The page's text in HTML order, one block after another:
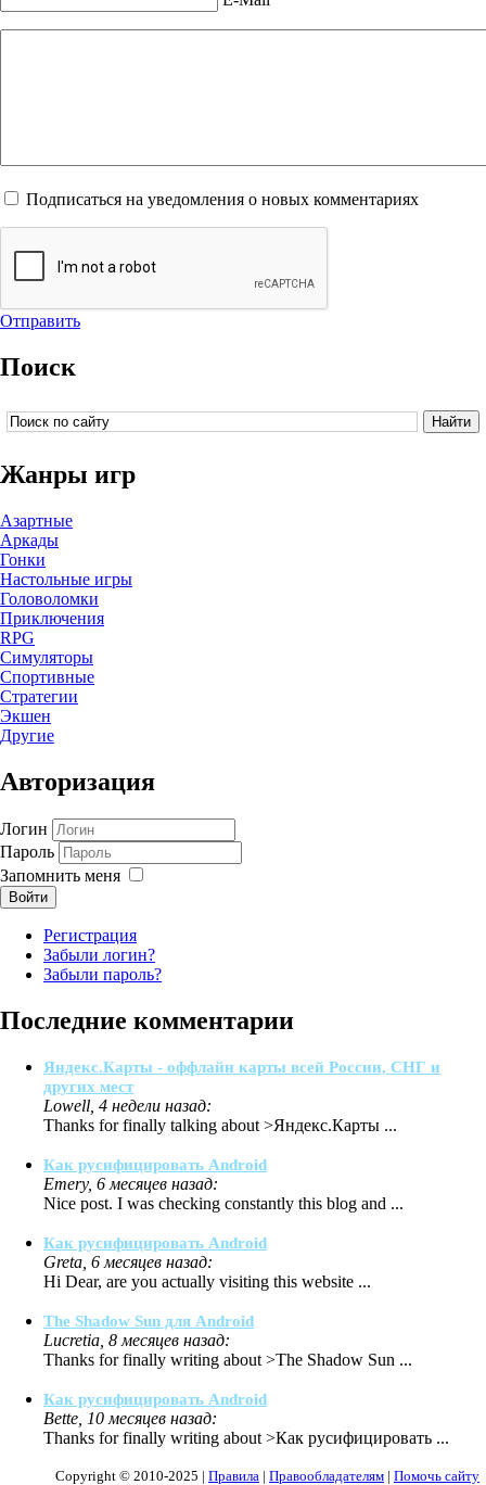
Подписаться на уведомления о новых комментариях
Отправить
Поиск
Жанры игр
Азартные
Аркады
Гонки
Настольные игры
Головоломки
Приключения
RPG
Симуляторы
Спортивные
Стратегии
Экшен
Другие
Авторизация
Логин
Пароль
Запомнить меня
Войти
Регистрация
Забыли логин?
Забыли пароль?
Последние комментарии
Яндекс.Карты - оффлайн карты всей России, СНГ и
других мест
Lowell, 4 недели назад:
Thanks for finally talking about >Яндекс.Карты ...
Как русифицировать Android
Emery, 6 месяцев назад:
Nice post. I was checking constantly this blog and ...
Как русифицировать Android
Greta, 6 месяцев назад:
Hi Dear, are you actually visiting this website ...
The Shadow Sun для Android
Lucretia, 8 месяцев назад:
Thanks for finally writing about >The Shadow Sun ...
Как русифицировать Android
Bette, 10 месяцев назад:
Thanks for finally writing about >Как русифицировать ...
Copyright © 2010-2025 | Правила | Правообладателям | Помочь сайту